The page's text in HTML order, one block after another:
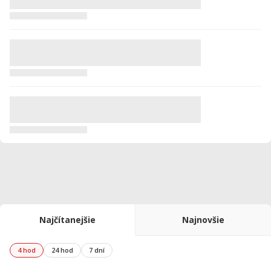
Najčítanejšie Najnovšie
4 hod 24 hod 7 dní